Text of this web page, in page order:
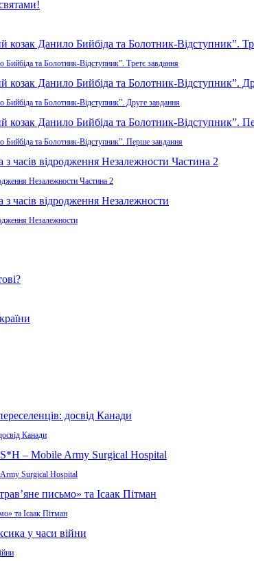
та Болотник-Відступник”. Третє завдання
та Болотник-Відступник”. Друге завдання
Бийбіда та Болотник-Відступник”. Перше завдання
Незалежности Частина 2
Незалежности
Канади
Surgical Hospital
та Ісаак Пітман